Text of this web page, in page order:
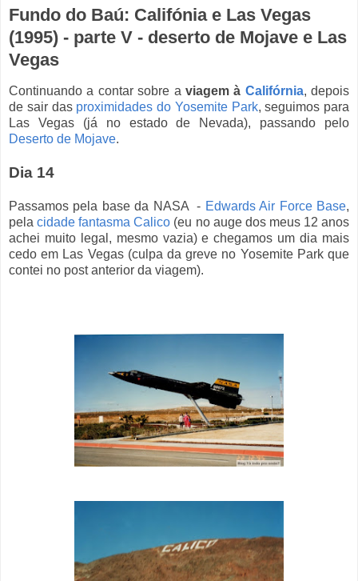
Fundo do Baú: Califónia e Las Vegas
(1995) - parte V - deserto de Mojave e Las
Vegas
Continuando a contar sobre a viagem à Califórnia, depois
de sair das proximidades do Yosemite Park, seguimos para
Las Vegas (já no estado de Nevada), passando pelo
Deserto de Mojave.
Dia 14
Passamos pela base da NASA - Edwards Air Force Base,
pelacidade fantasma Calico (eu no auge dos meus 12 anos
achei muito legal, mesmo vazia) e chegamos um dia mais
cedo em Las Vegas (culpa da greve no Yosemite Park que
contei no post anterior da viagem).